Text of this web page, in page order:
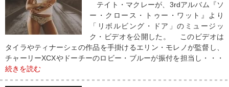
テイト・マクレーが、3rdアルバム『ソ
ー・クロース・トゥー・ワット』より
「リボルビング・ドア」のミュージッ
ク・ビデオを公開した。 このビデオは
タイラやティナーシェの作品を手掛けるエリン・モレノが監督し、
チャーリーXCXやドーチーのロビー・ブルーが振付を担当し・・・
続きを読む